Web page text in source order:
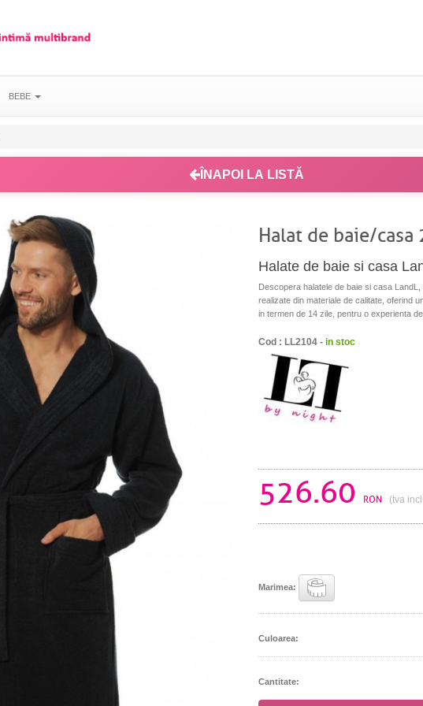
BEBE
ÎNAPOI LA LISTĂ
Halat de baie/casa
Halate de baie si casa
Descopera halatele de baie si casa
realizate din materiale de calitate, oferind
in termen de 14 zile, pentru o experienta
Cod : LL2104 - in stoc
526.60 RON (tva
Marimea:
Culoarea:
Cantitate: